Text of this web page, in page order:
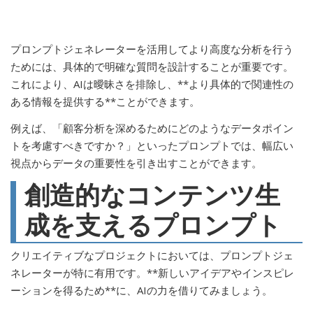
プロンプトジェネレーターを活用してより高度な分析を行う
ためには、具体的で明確な質問を設計することが重要です。
これにより、AIは曖昧さを排除し、**より具体的で関連性の
ある情報を提供する**ことができます。
例えば、「顧客分析を深めるためにどのようなデータポイン
トを考慮すべきですか？」といったプロンプトでは、幅広い
視点からデータの重要性を引き出すことができます。
創造的なコンテンツ生
成を支えるプロンプト
クリエイティブなプロジェクトにおいては、プロンプトジェ
ネレーターが特に有用です。**新しいアイデアやインスピレ
ーションを得るため**に、AIの力を借りてみましょう。